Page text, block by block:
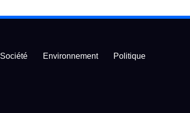
Société Environnement Politique